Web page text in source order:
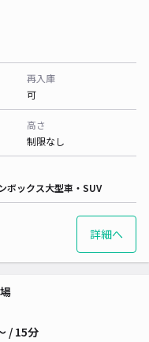
再入庫
可
高さ
制限なし
ボックス大型車・SUV
詳細へ
/ 15分